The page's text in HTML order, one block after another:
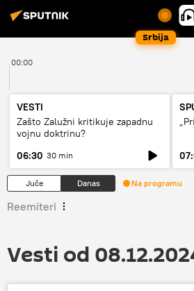
Srbija
00:00
VESTI
Zašto Zalužni kritikuje zapadnu
vojnu doktrinu?
06:30 30 min
Juče Danas Na programu
Reemiteri
Vesti od